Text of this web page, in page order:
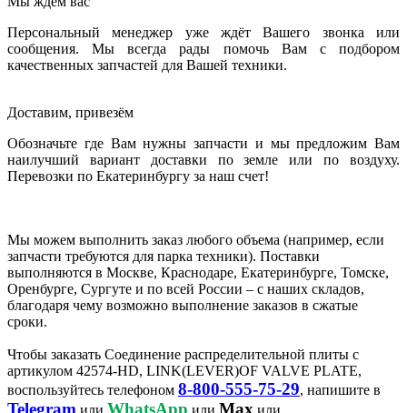
Персональный менеджер уже ждёт Вашего звонка или
сообщения. Мы всегда рады помочь Вам с подбором
качественных запчастей для Вашей техники.
Доставим, привезём
Обозначьте где Вам нужны запчасти и мы предложим Вам
наилучший вариант доставки по земле или по воздуху.
Перевозки по Екатеринбургу за наш счет!
Мы можем выполнить заказ любого объема (например, если
запчасти требуются для парка техники). Поставки
выполняются в Москве, Краснодаре, Екатеринбурге, Томске,
Оренбурге, Сургуте и по всей России – с наших складов,
благодаря чему возможно выполнение заказов в сжатые
сроки.
Чтобы заказать Соединение распределительной плиты с
артикулом 42574-HD, LINK(LEVER)OF VALVE PLATE,
воспользуйтесь телефоном 8-800-555-75-29, напишите в